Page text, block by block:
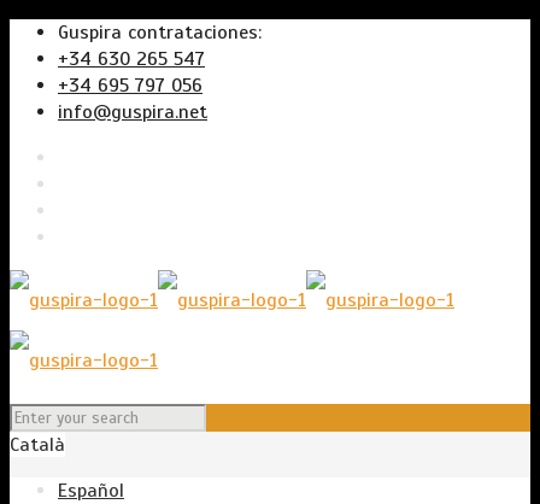
Guspira contrataciones:
+34 630 265 547
+34 695 797 056
info@guspira.net
Català
Español